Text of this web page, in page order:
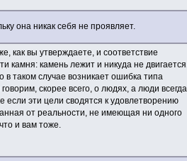
она никак себя не проявляет.
как вы утверждаете, и соответствие
камень лежит и никуда не двигается.
таком случае возникает ошибка типа
скорее всего, о людях, а люди всегда
эти цели сводятся к удовлетворению
от реальности, не имеющая ни одного
и вам тоже.